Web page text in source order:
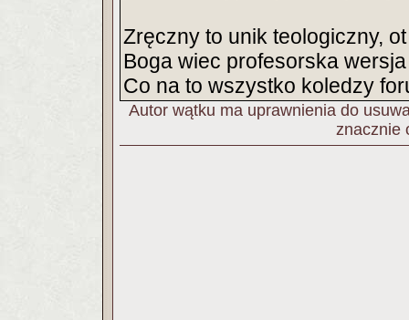
Zręczny to unik teologiczny,
Boga wiec profesorska
Co na to wszystko koledzy
Autor wątku ma uprawnienia do
znacznie